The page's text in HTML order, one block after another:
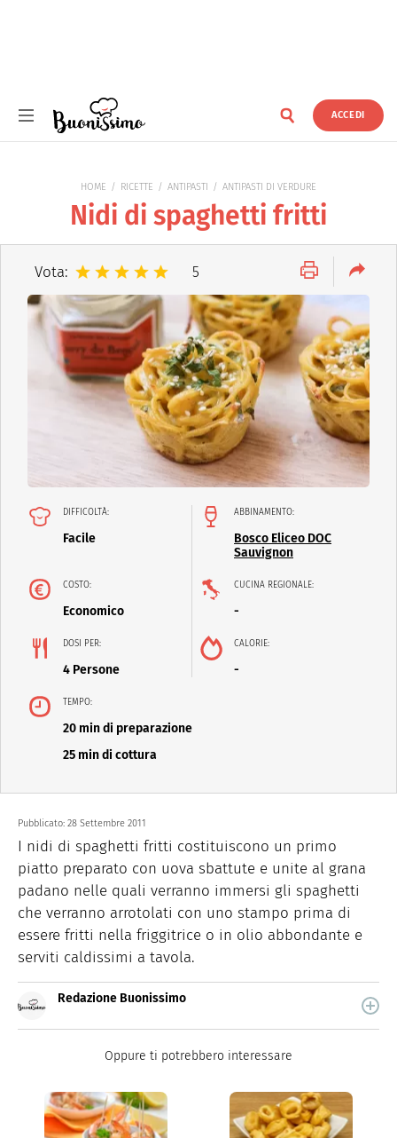
ACCEDI
HOME RICETTE ANTIPASTI ANTIPASTI DI VERDURE
Nidi di spaghetti fritti
Vota: 5
DIFFICOLTÀ:
Facile
ABBINAMENTO:
Bosco Eliceo DOC
Sauvignon
COSTO:
Economico
CUCINA REGIONALE:
-
DOSI PER:
4 Persone
CALORIE:
-
TEMPO:
20 min di preparazione
25 min di cottura
Pubblicato: 28 Settembre 2011
I nidi di spaghetti fritti costituiscono un primo
piatto preparato con uova sbattute e unite al grana
padano nelle quali verranno immersi gli spaghetti
che verranno arrotolati con uno stampo prima di
essere fritti nella friggitrice o in olio abbondante e
serviti caldissimi a tavola.
Redazione Buonissimo
quale trovi idee veloci, facili e spiegate passo passo.
Oppure ti potrebbero interessare